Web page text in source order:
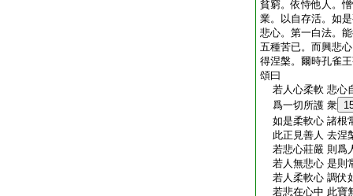
貧窮。依恃他人。
業。以自存活。如
悲心。第一白法。
五種苦已。而興悲
得涅槃。爾時孔雀
頌曰
若人心柔軟 悲心
爲一切所護 衆
如是柔軟心 諸根
此正見善人 去涅
若悲心莊嚴 則爲
若人無悲心 是則
若人柔軟心 調伏
若悲在心中 此寶